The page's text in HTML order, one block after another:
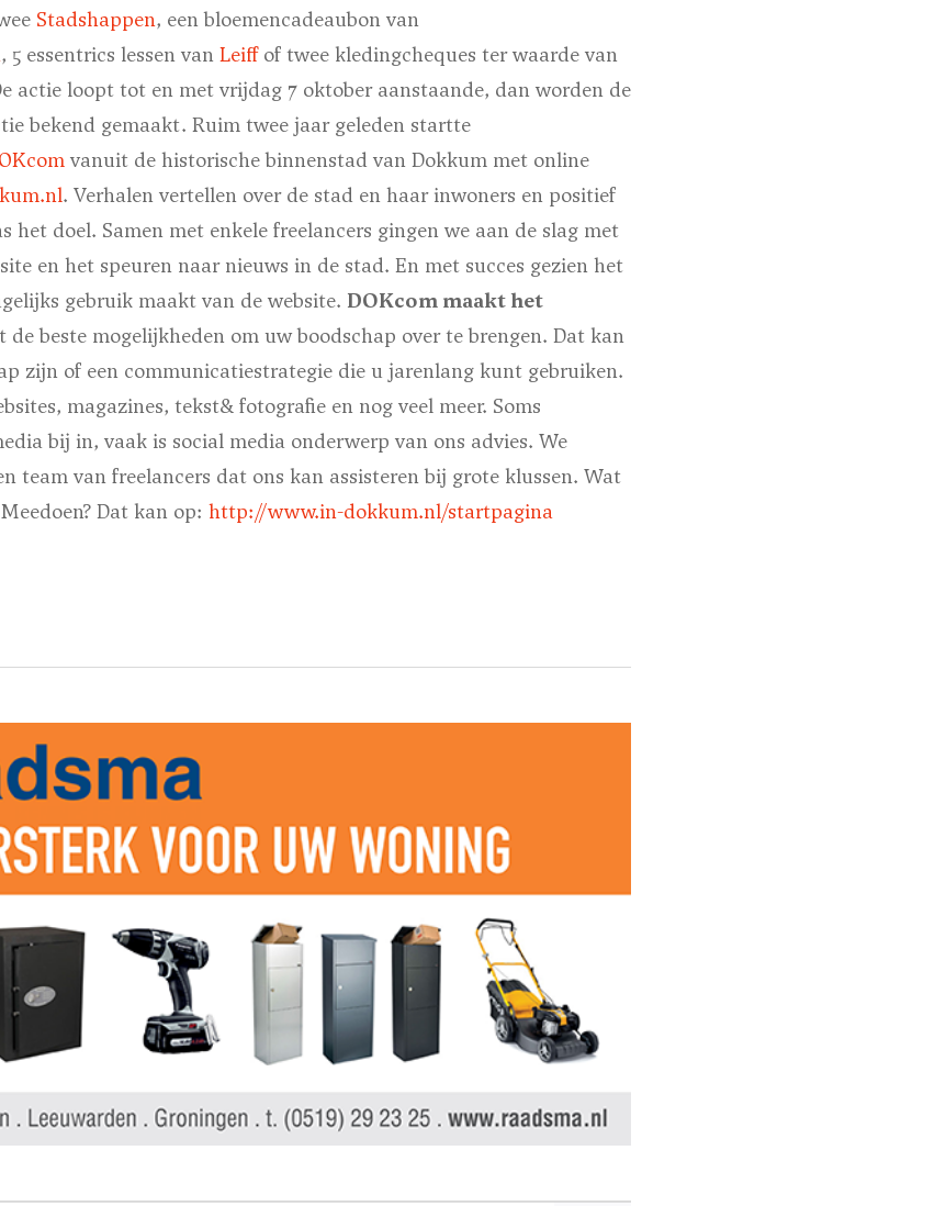
Stadshappen, een bloemencadeaubon van
, 5 essentrics lessen van Leiffof twee kledingcheques ter waarde van
actie loopt tot en met vrijdag 7 oktober aanstaande, dan worden de
bekend gemaakt. Ruim twee jaar geleden startte
vanuit de historische binnenstad van Dokkum met online
. Verhalen vertellen over de stad en haar inwoners en positief
het doel. Samen met enkele freelancers gingen we aan de slag met
en het speuren naar nieuws in de stad. En met succes gezien het
gebruik maakt van de website. DOKcom maakt het
de beste mogelijkheden om uw boodschap over te brengen. Dat kan
zijn of een communicatiestrategie die u jarenlang kunt gebruiken.
magazines, tekst& fotografie en nog veel meer. Soms
bij in, vaak is social media onderwerp van ons advies. We
team van freelancers dat ons kan assisteren bij grote klussen. Wat
Meedoen? Dat kan op: http://www.in-dokkum.nl/startpagina